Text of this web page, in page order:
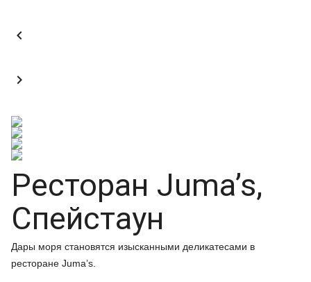


Ресторан Juma’s,
Спейстаун
Дары моря становятся изысканными деликатесами в
ресторане Juma’s.